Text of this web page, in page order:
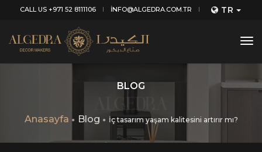
CALL US +971 52 8111106 INFO@ALGEDRA.COM.TR TR
BLOG
Anasayfa Blog İç tasarım yaşam kalitesini artırır mı?